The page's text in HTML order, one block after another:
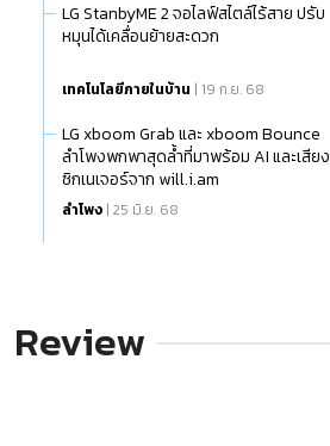
LG StanbyME 2 จอไลฟ์สไตล์ไร้สาย ปรับ
หมุนได้เคลื่อนย้ายสะดวก
เทคโนโลยีภายในบ้าน | 19 ก.ย. 68
LG xboom Grab และ xboom Bounce
ลำโพงพกพาสุดล้ำที่มาพร้อม AI และเสียง
ซิกเนเจอร์จาก will.i.am
ลำโพง | 25 มิ.ย. 68
Review